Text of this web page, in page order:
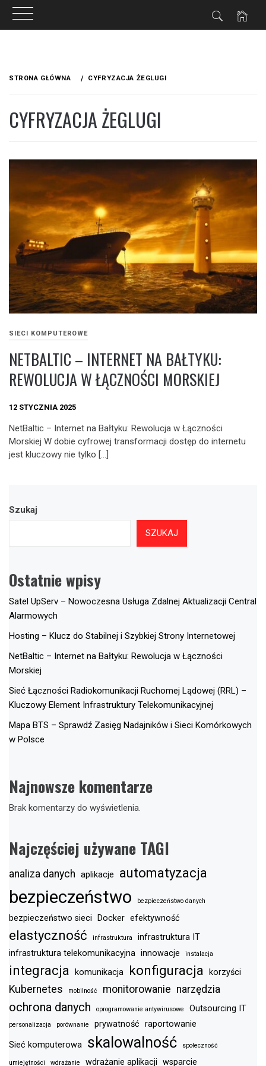
STRONA GŁÓWNA CYFRYZACJA ŻEGLUGI
CYFRYZACJA ŻEGLUGI
SIECI KOMPUTEROWE
NETBALTIC – INTERNET NA BAŁTYKU:
REWOLUCJA W ŁĄCZNOŚCI MORSKIEJ
12 STYCZNIA 2025
NetBaltic – Internet na Bałtyku: Rewolucja w Łączności
Morskiej W dobie cyfrowej transformacji dostęp do internetu
jest kluczowy nie tylko […]
Szukaj
SZUKAJ
Ostatnie wpisy
Satel UpServ – Nowoczesna Usługa Zdalnej Aktualizacji Central
Alarmowych
Hosting – Klucz do Stabilnej i Szybkiej Strony Internetowej
NetBaltic – Internet na Bałtyku: Rewolucja w Łączności
Morskiej
Sieć Łączności Radiokomunikacji Ruchomej Lądowej (RRL) –
Kluczowy Element Infrastruktury Telekomunikacyjnej
Mapa BTS – Sprawdź Zasięg Nadajników i Sieci Komórkowych
w Polsce
Najnowsze komentarze
Brak komentarzy do wyświetlenia.
Najczęściej używane TAGI
analiza danych aplikacje automatyzacja
bezpieczeństwo bezpieczeństwo danych
bezpieczeństwo sieci Docker efektywność
elastyczność infrastruktura
infrastruktura IT
infrastruktura telekomunikacyjna innowacje instalacja
integracja komunikacja konfiguracja korzyści
Kubernetes mobilność monitorowanie narzędzia
ochrona danych oprogramowanie antywirusowe Outsourcing IT
personalizacja porównanie prywatność raportowanie
Sieć komputerowa skalowalność społeczność
umiejętności wdrażanie wdrażanie aplikacji wsparcie